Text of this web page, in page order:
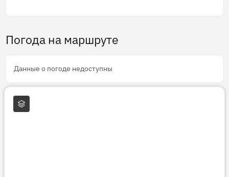
Погода на маршруте
Данные о погоде недоступны